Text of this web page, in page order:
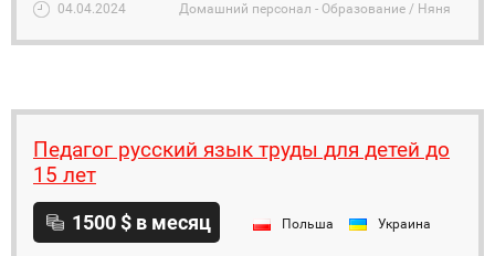
04.04.2024 Домашний персонал - Образование / Няня
Педагог русский язык труды для детей до
15 лет
1500 $ в месяц Польша Украина